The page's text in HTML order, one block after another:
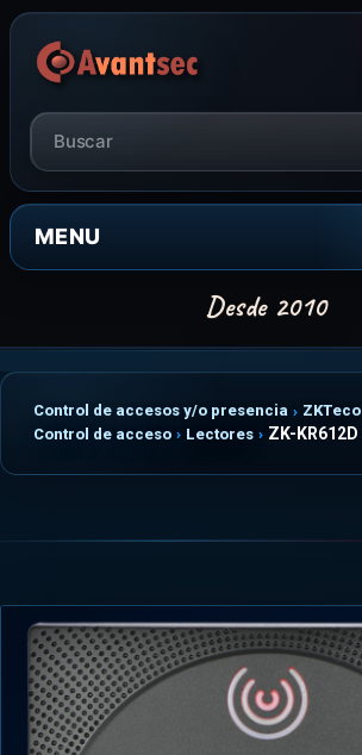
MENU
Control de accesos y/o presencia
ZKTeco
Control de acceso
Lectores ZK-KR612D